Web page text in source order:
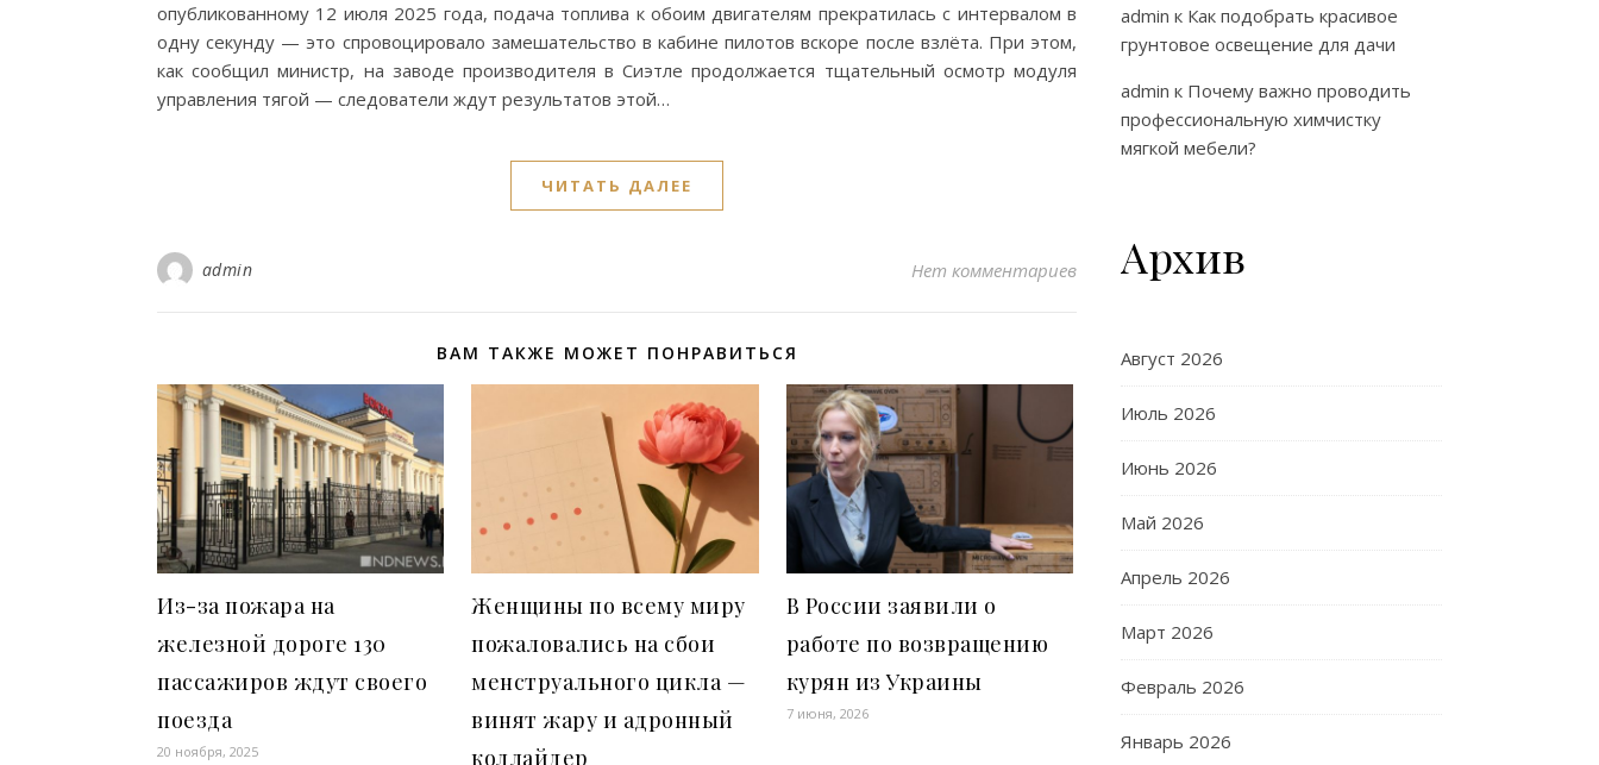
опубликованному 12 июля 2025 года, подача топлива к обоим двигателям прекратилась с интервалом в
одну секунду — это спровоцировало замешательство в кабине пилотов вскоре после взлёта. При этом,
как сообщил министр, на заводе производителя в Сиэтле продолжается тщательный осмотр модуля
управления тягой — следователи ждут результатов этой…
ЧИТАТЬ ДАЛЕЕ
admin Нет комментариев
ВАМ ТАКЖЕ МОЖЕТ ПОНРАВИТЬСЯ
Из-за пожара на
железной дороге 130
пассажиров ждут своего
поезда
20 ноября, 2025
Женщины по всему миру
пожаловались на сбои
менструального цикла —
винят жару и адронный
коллайдер
В России заявили о
работе по возвращению
курян из Украины
7 июня, 2026
admin к Как подобрать красивое
грунтовое освещение для дачи
admin к Почему важно проводить
профессиональную химчистку
мягкой мебели?
Архив
Август 2026
Июль 2026
Июнь 2026
Май 2026
Апрель 2026
Март 2026
Февраль 2026
Январь 2026